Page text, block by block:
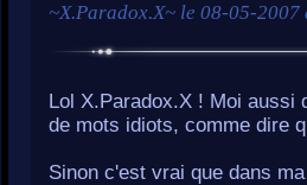
~X.Paradox.X~ le 08-05-2007
Lol X.Paradox.X ! Moi aussi
de mots idiots, comme dire
Sinon c'est vrai que dans